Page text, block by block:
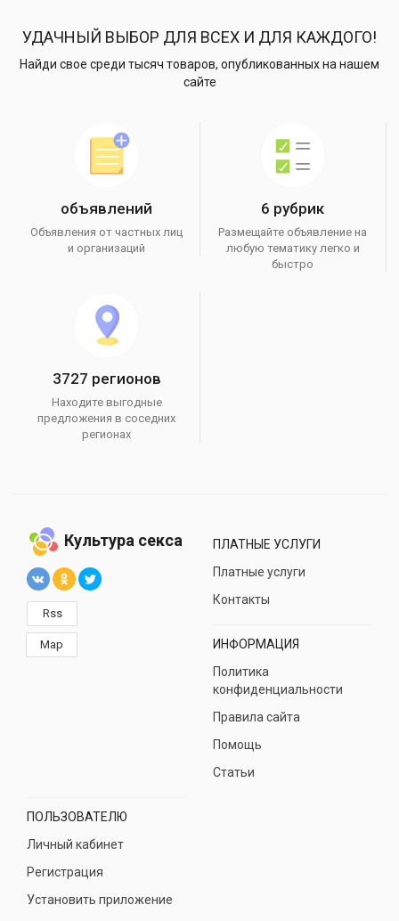
УДАЧНЫЙ ВЫБОР ДЛЯ ВСЕХ И ДЛЯ КАЖДОГО!
Найди свое среди тысяч товаров, опубликованных на нашем
сайте
объявлений
Объявления от частных лиц
и организаций
6 рубрик
Размещайте объявление на
любую тематику легко и
быстро
3727 регионов
Находите выгодные
предложения в соседних
регионах
Культура секса
Rss
Map
ПЛАТНЫЕ УСЛУГИ
Платные услуги
Контакты
ИНФОРМАЦИЯ
Политика
конфиденциальности
Правила сайта
Помощь
Статьи
ПОЛЬЗОВАТЕЛЮ
Личный кабинет
Регистрация
Установить приложение